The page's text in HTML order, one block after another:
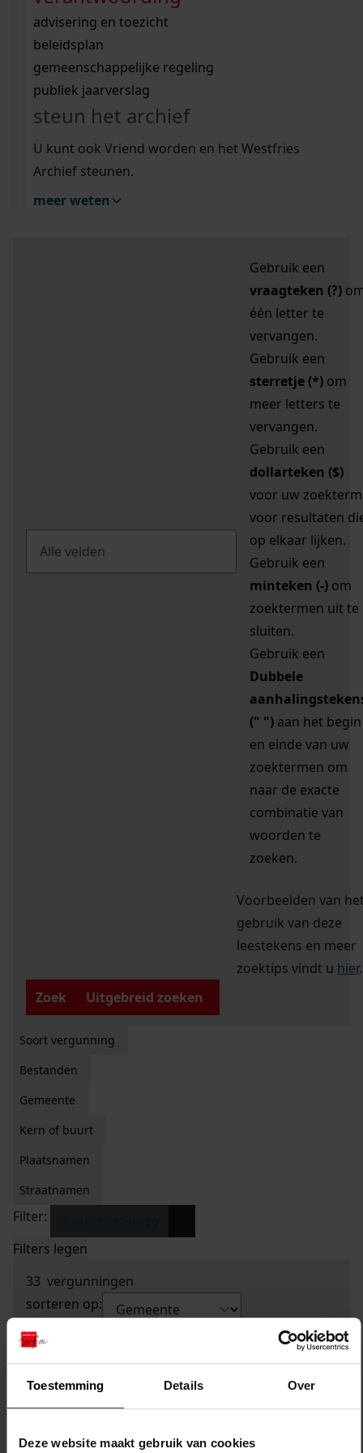
Toestemming Details Over
Deze website maakt gebruik van cookies
bouwvergunningen
omgevingsvergunningen
vergunningen
beeld en geluid
uitleg nodig?
Wij helpen u op weg met een aantal zoektips.
bekijk alle zoektips
Wij helpen u op weg met een aantal zoektips.
bekijk alle zoektips
bekijk ons geschiedenislokaal
advisering en toezicht
beleidsplan
gemeenschappelijke regeling
publiek jaarverslag
steun het archief
U kunt ook Vriend worden en het Westfries
Archief steunen.
meer weten
zoektips
Mijn Studiezaal (inloggen)
uw zoekopdracht te
Gebruik een
vraagteken (?)
één letter te
vervangen.
Gebruik een
sterretje (*) om
meer letters te
vervangen.
Gebruik een
dollarteken ($)
voor uw zoekterm
voor resultaten
op elkaar lijken.
Gebruik een
minteken (-) om
zoektermen uit te
sluiten.
Gebruik een
Dubbele
(" ") aan het begin
en einde van uw
zoektermen om
naar de exacte
combinatie van
woorden te
zoeken.
Voorbeelden van
gebruik van deze
leestekens en meer
zoektips vindt u hier.
Zoek
Uitgebreid zoeken
Soort vergunning
Bestanden
Gemeente
Kern of buurt
Plaatsnamen
Straatnamen
Filter:
Filters legen
33 vergunningen
sorteren op: